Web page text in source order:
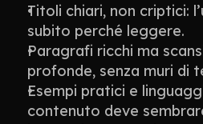
Titoli chiari, non criptici:
subito perché leggere.
Paragrafi ricchi ma
profonde, senza muri di
Esempi pratici e
contenuto deve